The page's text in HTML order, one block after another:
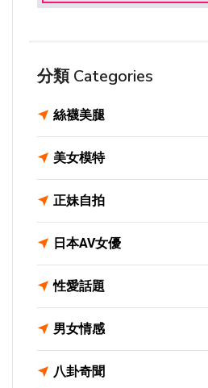
分類 Categories
絲襪美腿
美女模特
正妹自拍
日本AV女優
性愛話題
男女情感
八卦奇聞